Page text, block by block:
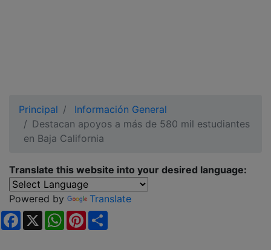
Principal
Información General
Destacan apoyos a más de 580 mil estudiantes
en Baja California
Translate this website into your desired language:
Powered by
Translate
Facebook
X WhatsApp
Pinterest